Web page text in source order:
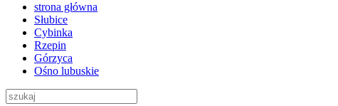
strona główna
Słubice
Cybinka
Rzepin
Górzyca
Ośno lubuskie